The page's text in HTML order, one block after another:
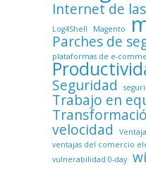
Internet de
Log4Shell Magento
Parches de
plataformas de e-
Seguridad
Trabajo en
velocidad
ventajas del comercio
vulnerabilidad 0-day